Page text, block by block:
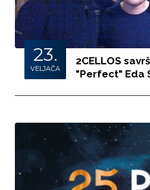
23.
VELJAČA
2CELLOS
"Perfect" Eda